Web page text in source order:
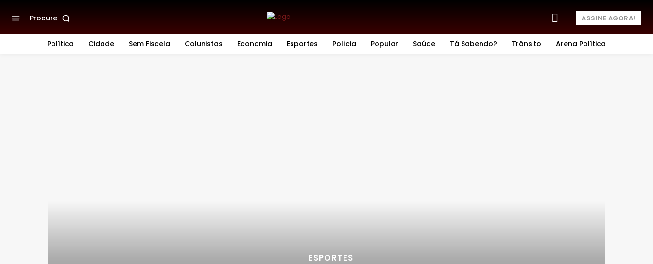
Procure ASSINE AGORA!
Política Cidade Sem Fiscela Colunistas Economia Esportes Polícia Popular Saúde Tá Sabendo? Trânsito Arena Política
ESPORTES